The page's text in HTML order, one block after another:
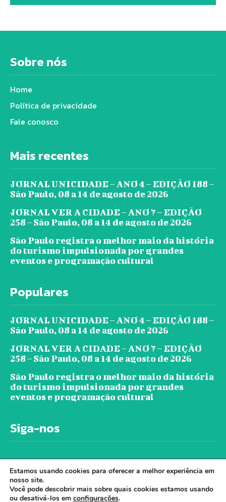
Sobre nós
Home
Política de privacidade
Fale conosco
Mais recentes
JORNAL UNICIDADE – ANO 4 – EDIÇÃO 188 –
São Paulo, 08 a 14 de agosto de 2026
JORNAL VER A CIDADE – ANO 7 – EDIÇÃO
258 – São Paulo, 08 a 14 de agosto de 2026
São Paulo registra o melhor maio da história
do turismo impulsionada por grandes
eventos e programação cultural
Populares
JORNAL UNICIDADE – ANO 4 – EDIÇÃO 188 –
São Paulo, 08 a 14 de agosto de 2026
JORNAL VER A CIDADE – ANO 7 – EDIÇÃO
258 – São Paulo, 08 a 14 de agosto de 2026
São Paulo registra o melhor maio da história
do turismo impulsionada por grandes
eventos e programação cultural
Siga-nos
Estamos usando cookies para oferecer a melhor experiência em
nosso site.
Você pode descobrir mais sobre quais cookies estamos usando
ou desativá-los em configurações.